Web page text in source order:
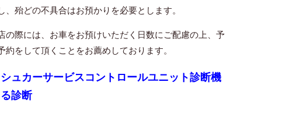
、殆どの不具合はお預かりを必要とします。
の際には、お車をお預けいただく日数にご配慮の上、予
約をして頂くことをお薦めしております。
ュカーサービスコントロールユニット診断機
診断